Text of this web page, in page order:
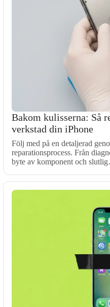
Bakom kulisserna: Så
verkstad din iPhone
Följ med på en detaljerad
reparationsprocess. Från
byte av komponent och